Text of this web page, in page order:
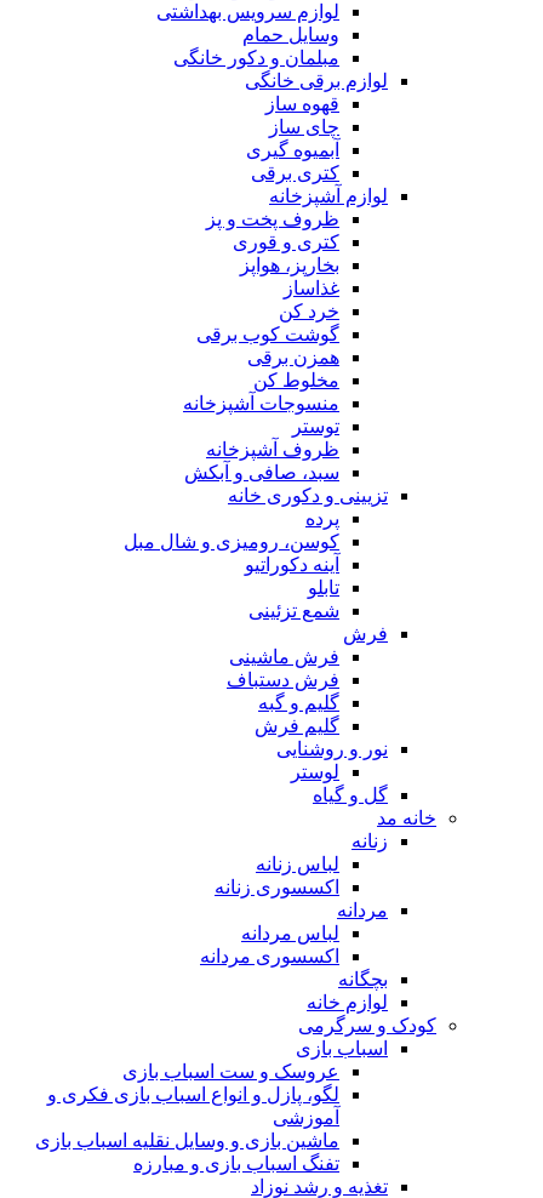
لوازم سرویس بهداشتی
وسایل حمام
مبلمان و دکور خانگی
لوازم برقی خانگی
قهوه ساز
چای ساز
آبمیوه گیری
کتری برقی
لوازم آشپزخانه
ظروف پخت و پز
کتری و قوری
بخارپز، هواپز
غذاساز
خرد کن
گوشت کوب برقی
همزن برقی
مخلوط کن
منسوجات آشپزخانه
توستر
ظروف آشپزخانه
سبد، صافی و آبکش
تزیینی و دکوری خانه
پرده
کوسن، رومیزی و شال مبل
آینه دکوراتیو
تابلو
شمع تزئینی
فرش
فرش ماشینی
فرش دستباف
گلیم و گبه
گلیم فرش
نور و روشنایی
لوستر
گل و گیاه
خانه مد
زنانه
لباس زنانه
اکسسوری زنانه
مردانه
لباس مردانه
اکسسوری مردانه
بچگانه
لوازم خانه
کودک و سرگرمی
اسباب بازی
عروسک و ست اسباب بازی
لگو، پازل و انواع اسباب بازی فکری و
آموزشی
ماشین بازی و وسایل نقلیه اسباب بازی
تفنگ اسباب بازی و مبارزه
تغذیه و رشد نوزاد